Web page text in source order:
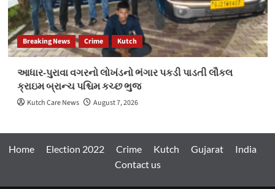
Breaking News Crime Kutch
આધાર-પુરાવા વગરનો લોખંડનો ભંગાર પકડી પાડતી લૌકલ
ક્રાઇમ બ્રાન્ચ પશ્ચિમ કચ્છ ભુજ
Kutch Care News August 7, 2026
Home Election 2022 Crime Kutch Gujarat
India
Contact us